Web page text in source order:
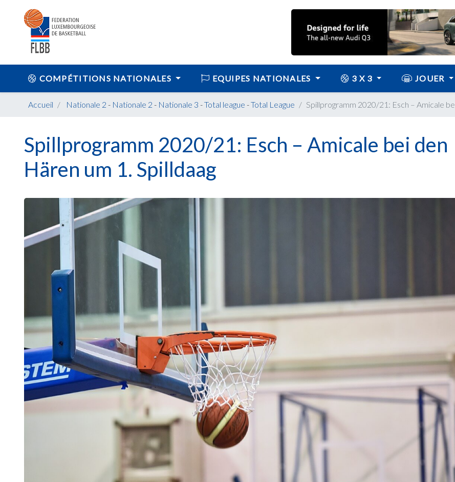
COMPÉTITIONS NATIONALES EQUIPES NATIONALES 3 X 3 JOUER
Accueil Nationale 2 - Nationale 2 - Nationale 3 -Total league -Total League Spillprogramm 2020/21: Esch – Amicale
Spillprogramm 2020/21: Esch – Amicale bei den
Hären um 1. Spilldaag